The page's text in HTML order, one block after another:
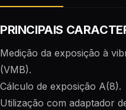
PRINCIPAIS
Medição da exposição à
(VMB).
Cálculo de exposição A(8).
Utilização com adaptador